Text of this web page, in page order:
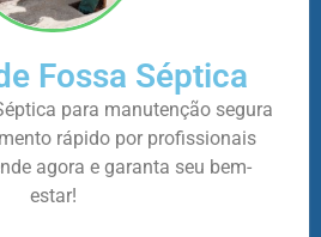
Fossa Séptica
para manutenção segura
rápido por profissionais
agora e garanta seu bem-
estar!